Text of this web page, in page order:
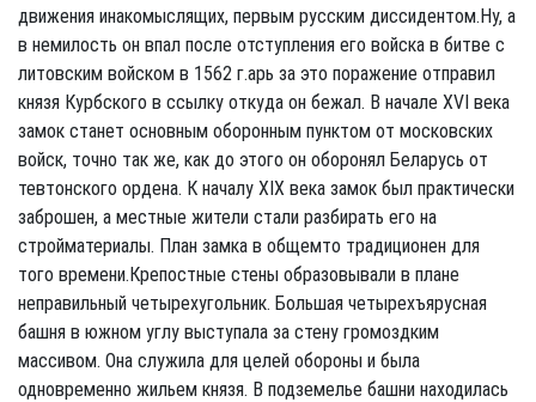
движения инакомыслящих, первым русским диссидентом.Ну, а
в немилость он впал после отступления его войска в битве с
литовским войском в 1562 г.арь за это поражение отправил
князя Курбского в ссылку откуда он бежал. В начале XVI века
замок станет основным оборонным пунктом от московских
войск, точно так же, как до этого он оборонял Беларусь от
тевтонского ордена. К началу XIX века замок был практически
заброшен, а местные жители стали разбирать его на
стройматериалы. План замка в общемто традиционен для
того времени.Крепостные стены образовывали в плане
неправильный четырехугольник. Большая четырехъярусная
башня в южном углу выступала за стену громоздким
массивом. Она служила для целей обороны и была
одновременно жильем князя. В подземелье башни находилась